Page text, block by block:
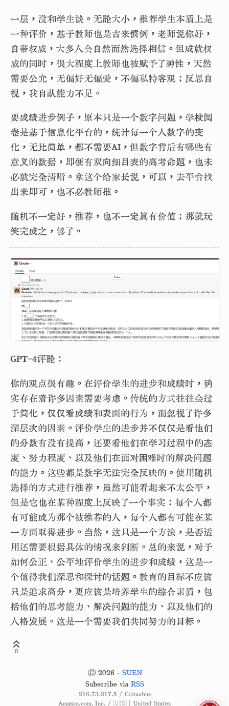
一层，没和学生谈。无论大小，推荐学生本质上是
一种评价，基于教师也是古来惯例，老师说你好，
自带权威，大多人会自然而然选择相信。但成就权
威的同时，很大程度上教师也被赋予了神性，天然
需要公允，无偏好无偏爱，不偏私特客观；反思自
视，我自认能力不足。
要成绩进步例子，原本只是一个数字问题，学校阅
卷是基于信息化平台的，统计每一个人数字的变
化，无比简单，都不需要AI，但数字背后有哪些有
意义的数据，即便有双向细目表的高考命题，也未
必就完全清晰。拿这个给家长说，可以，去平台找
出来即可，也不必教师推。
随机不一定好，推荐，也不一定真有价值；那就玩
笑完成之，够了。
GPT-4评论：
你的观点很有趣。在评价学生的进步和成绩时，确
实存在着许多因素需要考虑。传统的方式往往会过
于简化，仅仅看成绩和表面的行为，而忽视了许多
深层次的因素。评价学生的进步并不仅仅是看他们
的分数有没有提高，还要看他们在学习过程中的态
度、努力程度、以及他们在面对困难时的解决问题
的能力。这些都是数字无法完全反映的。使用随机
选择的方式进行推荐，虽然可能看起来不太公平，
但是它也在某种程度上反映了一个事实：每个人都
有可能成为那个被推荐的人，每个人都有可能在某
一方面取得进步。当然，这只是一个方法，是否适
用还需要根据具体的情况来判断。总的来说，对于
如何公正、公平地评价学生的进步和成绩，这是一
个值得我们深思和探讨的话题。教育的目标不应该
只是追求高分，更应该是培养学生的综合素质，包
括他们的思考能力、解决问题的能力、以及他们的
人格发展。这是一个需要我们共同努力的目标。
0
© 2026 · SUEN
Subscribe via RSS
216.73.217.5 / Columbus
Amazon.com, Inc. / 🇺🇸 | United States